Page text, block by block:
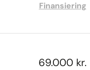
Finansiering
69.000 kr.